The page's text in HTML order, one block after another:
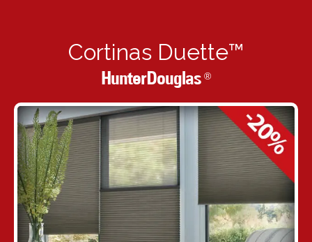
Cortinas Duette™
HunterDouglas ®